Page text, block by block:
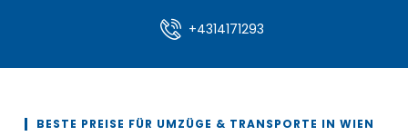
+4314171293
BESTE PREISE FÜR UMZÜGE & TRANSPORTE IN WIEN